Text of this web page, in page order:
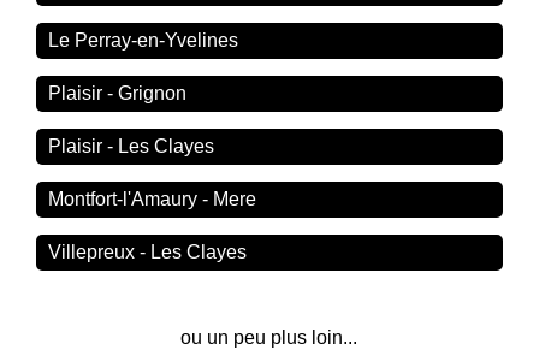
Le Perray-en-Yvelines
Plaisir - Grignon
Plaisir - Les Clayes
Montfort-l'Amaury - Mere
Villepreux - Les Clayes
ou un peu plus loin...